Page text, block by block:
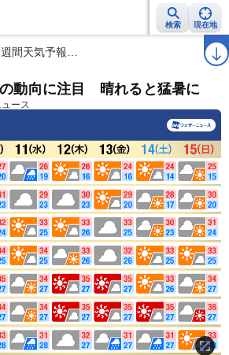
検索 現在地
地震情報 ラ
週間天気予報…
動向に注目 晴れると猛暑に
ュース